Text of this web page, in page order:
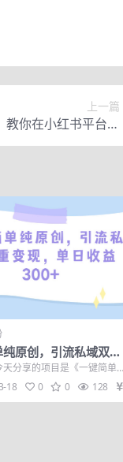
上一篇
教你在小红书平台实
现副业的睡后收入
原创，引流私域双重
收益300+（教程+素
天分享的项目是《一键简单
流私域双重变现，单日收益3
18 0 0 128